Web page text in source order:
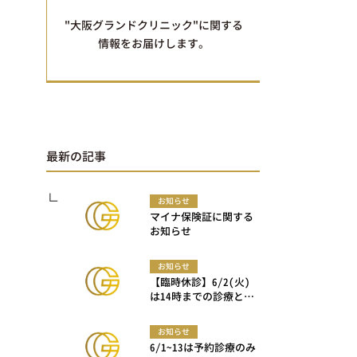
"大阪グランドクリニック"に関する
情報をお届けします。
最新の記事
お知らせ
マイナ保険証に関する
お知らせ
お知らせ
【臨時休診】6/2(火)
は14時までの診療とな
お知らせ
6/1~13は予約診療のみ